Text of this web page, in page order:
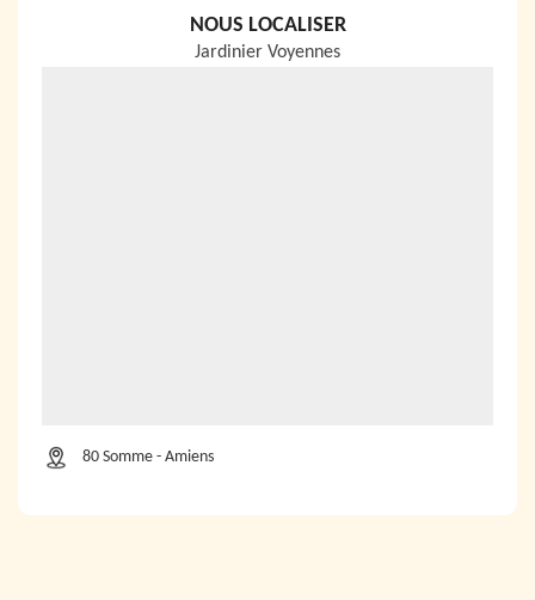
NOUS LOCALISER
Jardinier Voyennes
80 Somme - Amiens